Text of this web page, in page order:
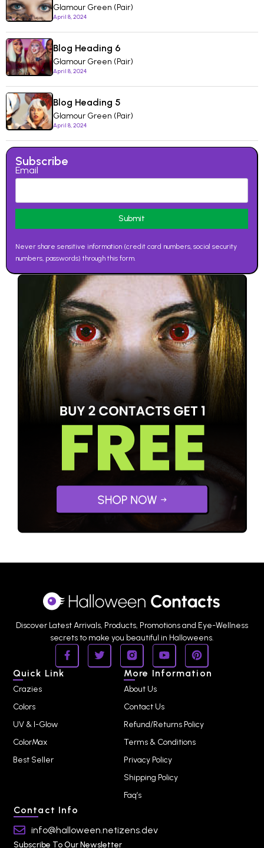
Glamour Green (Pair)
April 8, 2024
Blog Heading 6
Glamour Green (Pair)
April 8, 2024
Blog Heading 5
Glamour Green (Pair)
April 8, 2024
Subscribe
Email
Never share sensitive information (credit card numbers, social security
numbers, passwords) through this form.
Discover Latest Arrivals, Products, Promotions and Eye-Wellness
secrets to make you beautiful in Halloweens.
Quick Link
Crazies
Colors
UV & I-Glow
ColorMax
Best Seller
More Information
About Us
Contact Us
Refund/Returns Policy
Terms & Conditions
Privacy Policy
Shipping Policy
Faq’s
Contact Info
info@halloween.netizens.dev
Subscribe To Our Newsletter